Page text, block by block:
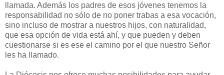
llamada. Además los padres de esos jóvenes tenemos la
responsabilidad no sólo de no poner trabas a esa vocación,
sino incluso de mostrar a nuestros hijos, con naturalidad,
que esa opción de vida está ahí, y que pueden y deben
cuestionarse si es ese el camino por el que nuestro Señor
les ha llamado.